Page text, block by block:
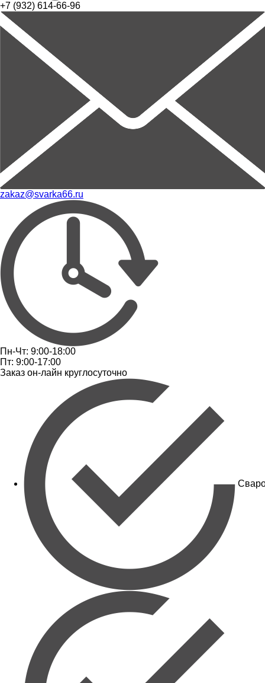
+7 (932) 614-66-96
zakaz@svarka66.ru
Пн-Чт: 9:00-18:00
Пт: 9:00-17:00
Заказ он-лайн круглосуточно